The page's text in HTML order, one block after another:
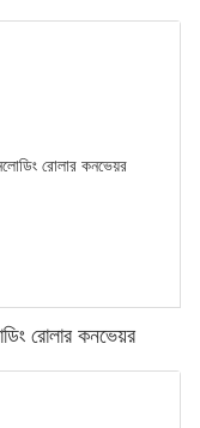
রোলার কনভেয়র